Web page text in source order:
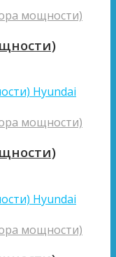
мощности)
мощности)
мощности)